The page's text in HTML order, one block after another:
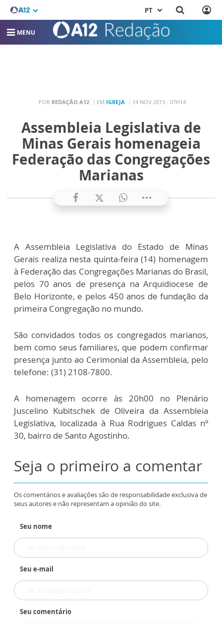
PT
MENU
POR REDAÇÃO A12 EM IGREJA 14 NOV 2013 - 07H14
Assembleia Legislativa de
Minas Gerais homenageia
Federação das Congregações
Marianas
A Assembleia Legislativa do Estado de Minas
Gerais realiza nesta quinta-feira (14) homenagem
à Federação das Congregações Marianas do Brasil,
pelos 70 anos de presença na Arquidiocese de
Belo Horizonte, e pelos 450 anos de fundação da
primeira Congregação no mundo.
São convidados todos os congregados marianos,
bem como seus familiares, que podem confirmar
presença junto ao Cerimonial da Assembleia, pelo
telefone: (31) 2108-7800.
A homenagem ocorre às 20h00 no Plenário
Juscelino Kubitschek de Oliveira da Assembleia
Legislativa, localizada à Rua Rodrigues Caldas nº
30, bairro de Santo Agostinho.
Seja o primeiro a comentar
Os comentários e avaliações são de responsabilidade exclusiva de
seus autores e não representam a opinião do site.
Seu nome
Seu e-mail
Seu comentário